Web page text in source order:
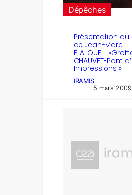
Dépêches
Présentation du
de Jean-Marc
ELALOUF :
CHAUVET-Pont
Impressions »
IRAMIS
5 mars 2009